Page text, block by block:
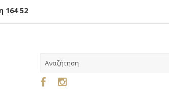
164 52